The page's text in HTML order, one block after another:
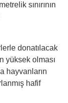
sınırının
donatılacak
yüksek olması
hayvanların
hafif